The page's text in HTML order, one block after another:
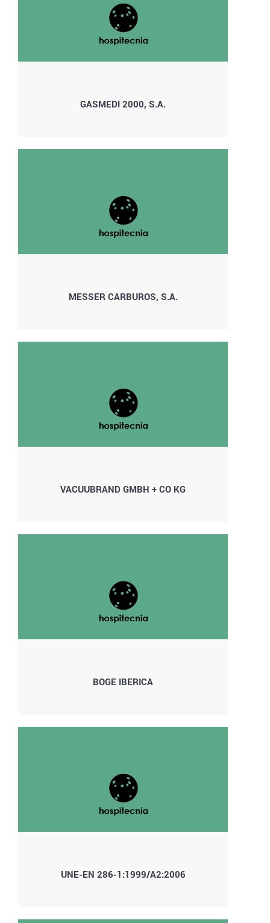
GASMEDI 2000, S.A.
MESSER CARBUROS, S.A.
VACUUBRAND GMBH + CO KG
BOGE IBERICA
UNE-EN 286-1:1999/A2:2006